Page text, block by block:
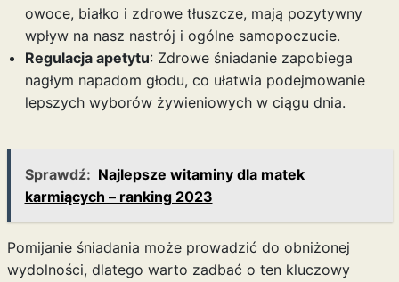
owoce, białko i zdrowe tłuszcze, mają pozytywny
wpływ na nasz nastrój i ogólne samopoczucie.
Regulacja apetytu: Zdrowe śniadanie zapobiega
nagłym napadom głodu, co ułatwia podejmowanie
lepszych wyborów żywieniowych w ciągu dnia.
Sprawdź: Najlepsze witaminy dla matek
karmiących – ranking 2023
Pomijanie śniadania może prowadzić do obniżonej
wydolności, dlatego warto zadbać o ten kluczowy